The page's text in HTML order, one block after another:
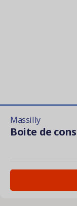
Massilly
Boite de